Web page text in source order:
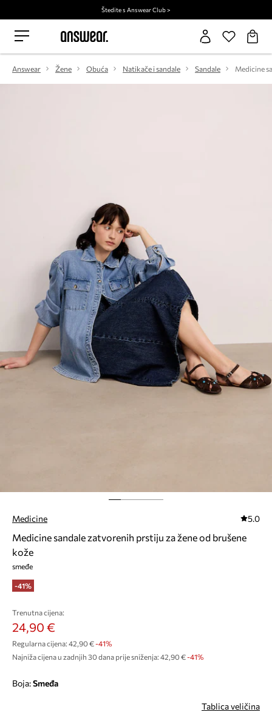
Štedite s Answear Club >
Answear Žene Obuća Natikače i sandale Sandale
Medicine 5.0
Medicine sandale zatvorenih prstiju za žene od brušene
kože
smeđe
-41%
Trenutna cijena:
24,90 €
Regularna cijena: 42,90 €-41%
Najniža cijena u zadnjih 30 dana prije sniženja: 42,90 € -41%
Boja: smeđa
Tablica veličina